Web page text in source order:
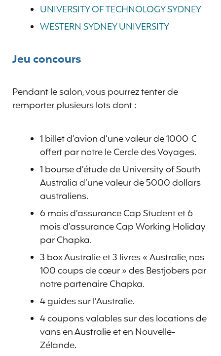
UNIVERSITY OF TECHNOLOGY SYDNEY
WESTERN SYDNEY UNIVERSITY
Jeu concours
Pendant le salon, vous pourrez tenter de
remporter plusieurs lots dont :
1 billet d’avion d’une valeur de 1000 €
offert par notre le Cercle des Voyages.
1 bourse d’étude de University of South
Australia d’une valeur de 5000 dollars
australiens.
6 mois d’assurance Cap Student et 6
mois d’assurance Cap Working Holiday
par Chapka.
3 box Australie et 3 livres « Australie, nos
100 coups de cœur » des Bestjobers par
notre partenaire Chapka.
4 guides sur l’Australie.
4 coupons valables sur des locations de
vans en Australie et en Nouvelle-
Zélande.